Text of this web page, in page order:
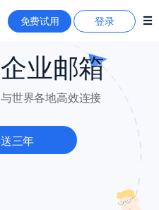
免费试用 登录
业邮箱
世界各地高效连接
三年